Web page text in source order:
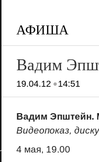
АФИША
Вадим
19.04.12•14:51
Вадим Эпштейн.
Видеопоказ,
4 мая, 19.00